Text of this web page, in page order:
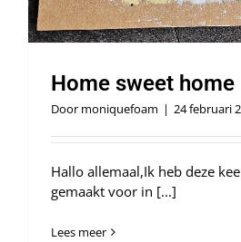
Home sweet home
Door moniquefoam | 24 februari
Hallo allemaal,Ik heb deze
gemaakt voor in [...]
Lees meer